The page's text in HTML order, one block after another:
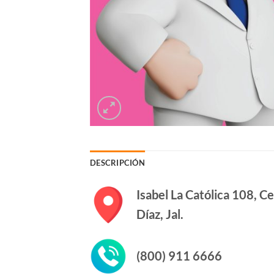
DESCRIPCIÓN
Isabel La Católica 108,
Díaz, Jal.
(800) 911 6666